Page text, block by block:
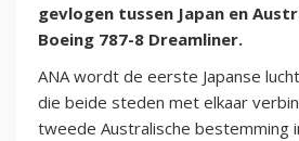
gevlogen tussen Japan en
Boeing 787-8 Dreamliner.
ANA wordt de eerste Japanse
die beide steden met elkaar
tweede Australische bestemming